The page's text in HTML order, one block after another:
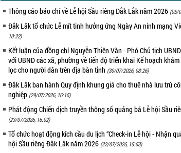
Thông cáo báo chí về Lễ hội Sầu riêng Đắk Lắk năm 2026 (05/
Đắk Lắk tổ chức Lễ mít tinh hưởng ứng Ngày An ninh mạng
10:22)
Kết luận của đồng chí Nguyễn Thiên Văn - Phó Chủ tịch
với UBND các xã, phường về tiến độ triển khai Kế hoạch
lọc cho người dân trên địa bàn tỉnh (30/07/2026, 08:26)
Đắk Lắk ban hành Quy định khung giá cho thuê nhà lưu trú
nghiệp (29/07/2026, 16:15)
Phát động Chiến dịch truyền thông số quảng bá Lễ hội Sầu
(23/07/2026, 16:02)
Tổ chức hoạt động kích cầu du lịch “Check-in Lễ hội - Nhận
hội Sầu riêng Đắk Lắk năm 2026 (22/07/2026, 15:53)